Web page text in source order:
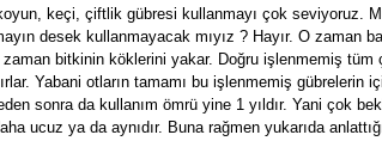
keçi, çiftlik gübresi kullanmayı çok seviyoruz.
desek kullanmayacak mıyız ? Hayır. O zaman
zaman bitkinin köklerini yakar. Doğru işlenmemiş
Yabani otların tamamı bu işlenmemiş
sonra da kullanım ömrü yine 1 yıldır. Yani çok
ucuz ya da aynıdır. Buna rağmen yukarıda